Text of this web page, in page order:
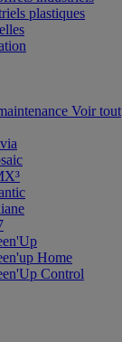
plastiques
Voir tout
Home
Control